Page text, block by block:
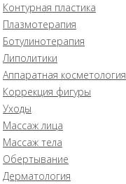
Контурная пластика
Плазмотерапия
Ботулинотерапия
Липолитики
Аппаратная косметология
Коррекция фигуры
Уходы
Массаж лица
Массаж тела
Обертывание
Дерматология